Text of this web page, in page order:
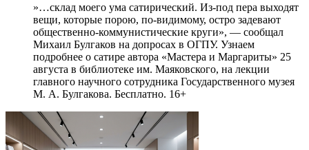
»…склад моего ума сатирический. Из-под пера выходят
вещи, которые порою, по-видимому, остро задевают
общественно-коммунистические круги», — сообщал
Михаил Булгаков на допросах в ОГПУ. Узнаем
подробнее о сатире автора «Мастера и Маргариты» 25
августа в библиотеке им. Маяковского, на лекции
главного научного сотрудника Государственного музея
М. А. Булгакова. Бесплатно. 16+